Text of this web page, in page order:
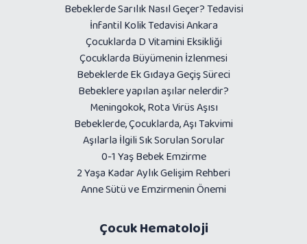
Bebeklerde Sarılık Nasıl Geçer? Tedavisi
İnfantil Kolik Tedavisi Ankara
Çocuklarda D Vitamini Eksikliği
Çocuklarda Büyümenin İzlenmesi
Bebeklerde Ek Gıdaya Geçiş Süreci
Bebeklere yapılan aşılar nelerdir?
Meningokok, Rota Virüs Aşısı
Bebeklerde, Çocuklarda, Aşı Takvimi
Aşılarla İlgili Sık Sorulan Sorular
0-1 Yaş Bebek Emzirme
2 Yaşa Kadar Aylık Gelişim Rehberi
Anne Sütü ve Emzirmenin Önemi
Çocuk Hematoloji